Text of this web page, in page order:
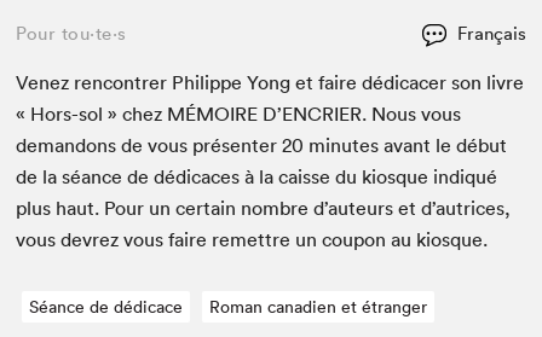
Pour tou⋅te⋅s Français
Venez ren­con­tr­er Philippe Yong et faire dédi­cac­er son livre
« Hors-sol » chez MÉMOIRE D’EN­CRIER. Nous vous
deman­dons de vous présen­ter20 min­utes avant le début
de la séance de dédi­caces à la caisse du kiosque indiqué
plus haut. Pour un cer­tain nom­bre d’auteurs et d’autrices,
vous devrez vous faire remet­tre un coupon au kiosque.
Séance de dédicace Roman canadien et étranger